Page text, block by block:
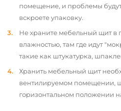
помещение, и проблемы
вскроете упаковку.
Не храните мебельный щит
влажностью, там где идут
такие как штукатурка,
Хранить мебельный щит
вентилируемом помещении,
горизонтальном положении